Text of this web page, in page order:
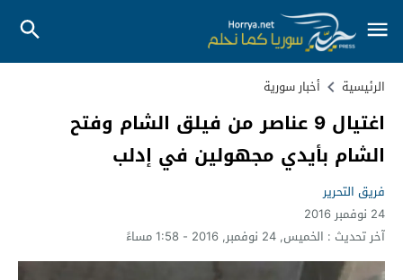
الرئيسية أخبار سورية
اغتيال 9 عناصر من فيلق الشام وفتح
الشام بأيدي مجهولين في إدلب
فريق التحرير
24 نوفمبر 2016
آخر تحديث : الخميس, 24 نوفمبر, 2016 - 1:58 مساءً